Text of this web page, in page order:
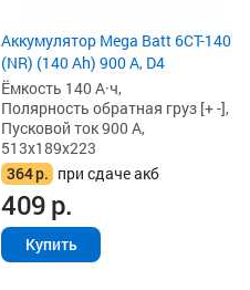
Аккумулятор Mega Batt 6CT-140
(NR) (140 Ah) 900 А, D4
Ёмкость 140 А·ч,
Полярность обратная груз [+ -],
Пусковой ток 900 А,
513x189x223
364р. при сдаче акб
409р.
Купить